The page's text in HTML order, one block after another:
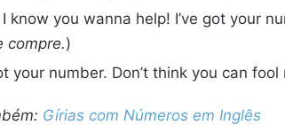
know you wanna help! I’ve got your
compre.)
your number. Don’t think you can fool
Gírias com Números em Inglês